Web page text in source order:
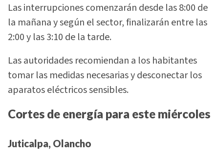
Las interrupciones comenzarán desde las 8:00 de
la mañana y según el sector, finalizarán entre las
2:00 y las 3:10 de la tarde.
Las autoridades recomiendan a los habitantes
tomar las medidas necesarias y desconectar los
aparatos eléctricos sensibles.
Cortes de energía para este miércoles
Juticalpa, Olancho